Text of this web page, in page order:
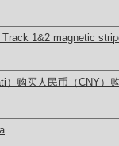
1&2 magnetic
）购买人民币（CNY）